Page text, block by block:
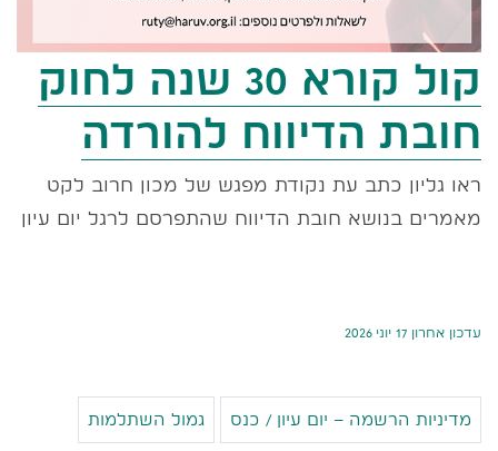
קול קורא 30 שנה לחוק
חובת הדיווח להורדה
ראו גליון כתב עת נקודת מפגש של מכון חרוב לקט
מאמרים בנושא חובת הדיווח שהתפרסם לרגל יום עיון
עדכון אחרון 17 יוני 2026
מדיניות הרשמה – יום עיון / כנס גמול השתלמות